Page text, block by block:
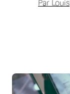
Par Louis